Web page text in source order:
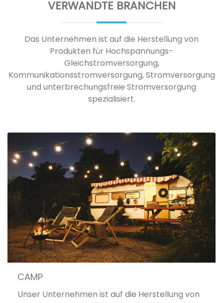
VERWANDTE BRANCHEN
Das Unternehmen ist auf die Herstellung von
Produkten für Hochspannungs-
Gleichstromversorgung,
Kommunikationsstromversorgung, Stromversorgung
und unterbrechungsfreie Stromversorgung
spezialisiert.
CAMP
Unser Unternehmen ist auf die Herstellung von